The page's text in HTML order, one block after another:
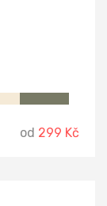
od 299 Kč